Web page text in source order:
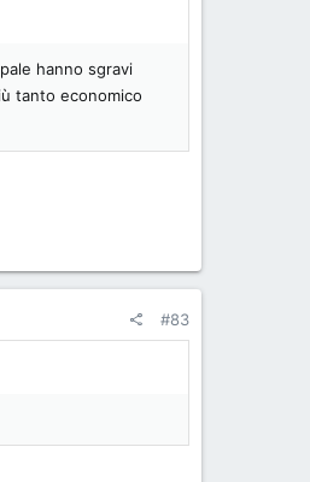
hanno sgravi
tanto economico
#83